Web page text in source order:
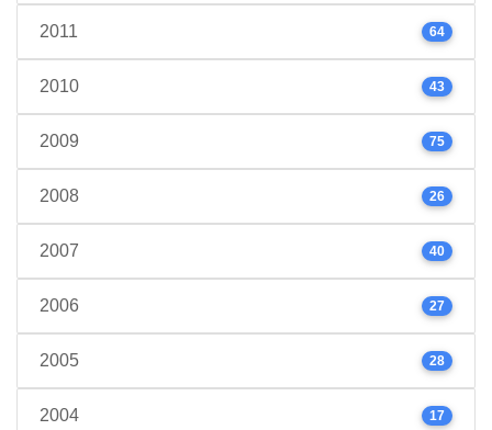
2011 64
2010 43
2009 75
2008 26
2007 40
2006 27
2005 28
2004 17